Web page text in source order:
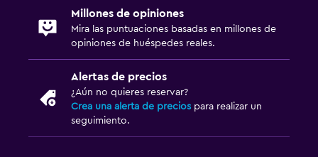
Millones de opiniones
Mira las puntuaciones basadas en millones de
opiniones de huéspedes reales.
Alertas de precios
¿Aún no quieres reservar?
Crea una alerta de precios para realizar un
seguimiento.